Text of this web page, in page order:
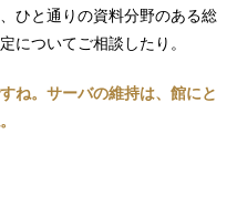
ひと通りの資料分野のある総
についてご相談したり。
ね。サーバの維持は、館にと